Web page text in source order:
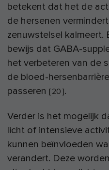
betekent dat het de
de hersenen
zenuwstelsel kalmeert.
bewijs dat GABA-
het verbeteren van de
de bloed-
passeren [20 ].
Verder is het mogelijk
licht of intensieve
kunnen beïnvloeden
verandert. Deze